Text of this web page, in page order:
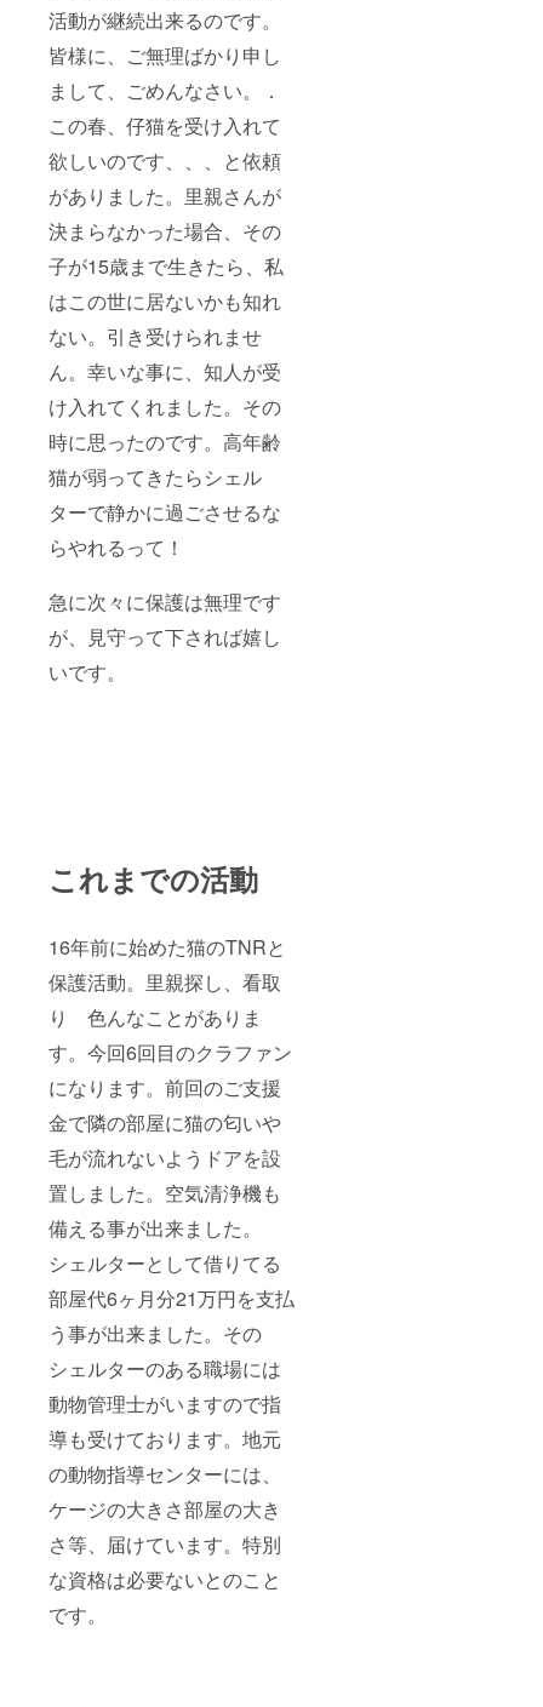
活動が継続出来るのです。
皆様に、ご無理ばかり申し
まして、ごめんなさい。．
この春、仔猫を受け入れて
欲しいのです、、、と依頼
がありました。里親さんが
決まらなかった場合、その
子が15歳まで生きたら、私
はこの世に居ないかも知れ
ない。引き受けられませ
ん。幸いな事に、知人が受
け入れてくれました。その
時に思ったのです。高年齢
猫が弱ってきたらシェル
ターで静かに過ごさせるな
らやれるって！
急に次々に保護は無理です
が、見守って下されば嬉し
いです。
これまでの活動
16年前に始めた猫のTNRと
保護活動。里親探し、看取
り 色んなことがありま
す。今回6回目のクラファン
になります。前回のご支援
金で隣の部屋に猫の匂いや
毛が流れないようドアを設
置しました。空気清浄機も
備える事が出来ました。
シェルターとして借りてる
部屋代6ヶ月分21万円を支払
う事が出来ました。その
シェルターのある職場には
動物管理士がいますので指
導も受けております。地元
の動物指導センターには、
ケージの大きさ部屋の大き
さ等、届けています。特別
な資格は必要ないとのこと
です。